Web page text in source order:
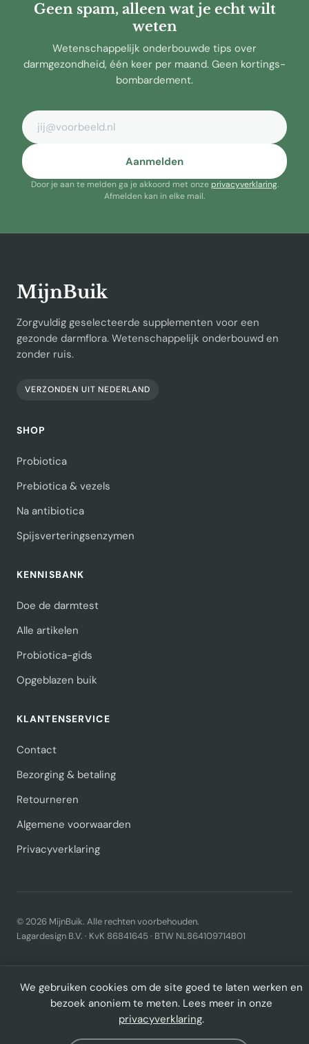
Geen spam, alleen wat je echt wilt
weten
Wetenschappelijk onderbouwde tips over
darmgezondheid, één keer per maand. Geen kortings-
bombardement.
E-mailadres
Aanmelden
Door je aan te melden ga je akkoord met onzeprivacyverklaring.
Afmelden kan in elke mail.
MijnBuik
Zorgvuldig geselecteerde supplementen voor een
gezonde darmflora. Wetenschappelijk onderbouwd en
zonder ruis.
VERZONDEN UIT NEDERLAND
SHOP
Probiotica
Prebiotica & vezels
Na antibiotica
Spijsverteringsenzymen
KENNISBANK
Doe de darmtest
Alle artikelen
Probiotica-gids
Opgeblazen buik
KLANTENSERVICE
Contact
Bezorging & betaling
Retourneren
Algemene voorwaarden
Privacyverklaring
© 2026 MijnBuik. Alle rechten voorbehouden.
Lagardesign B.V. · KvK 86841645 · BTW NL864109714B01
We gebruiken cookies om de site goed te laten werken en
bezoek anoniem te meten. Lees meer in onze
privacyverklaring.